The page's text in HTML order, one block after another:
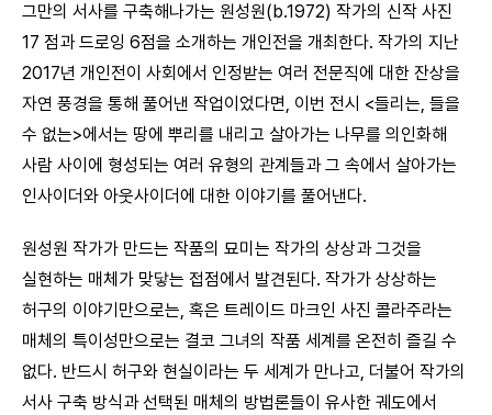
그만의 서사를 구축해나가는 원성원(b.1972) 작가의 신작 사진
17 점과 드로잉 6점을 소개하는 개인전을 개최한다. 작가의 지난
2017년 개인전이 사회에서 인정받는 여러 전문직에 대한 잔상을
자연 풍경을 통해 풀어낸 작업이었다면, 이번 전시 <들리는, 들을
수 없는>에서는 땅에 뿌리를 내리고 살아가는 나무를 의인화해
사람 사이에 형성되는 여러 유형의 관계들과 그 속에서 살아가는
인사이더와 아웃사이더에 대한 이야기를 풀어낸다.
원성원 작가가 만드는 작품의 묘미는 작가의 상상과 그것을
실현하는 매체가 맞닿는 접점에서 발견된다. 작가가 상상하는
허구의 이야기만으로는, 혹은 트레이드 마크인 사진 콜라주라는
매체의 특이성만으로는 결코 그녀의 작품 세계를 온전히 즐길 수
없다. 반드시 허구와 현실이라는 두 세계가 만나고, 더불어 작가의
서사 구축 방식과 선택된 매체의 방법론들이 유사한 궤도에서